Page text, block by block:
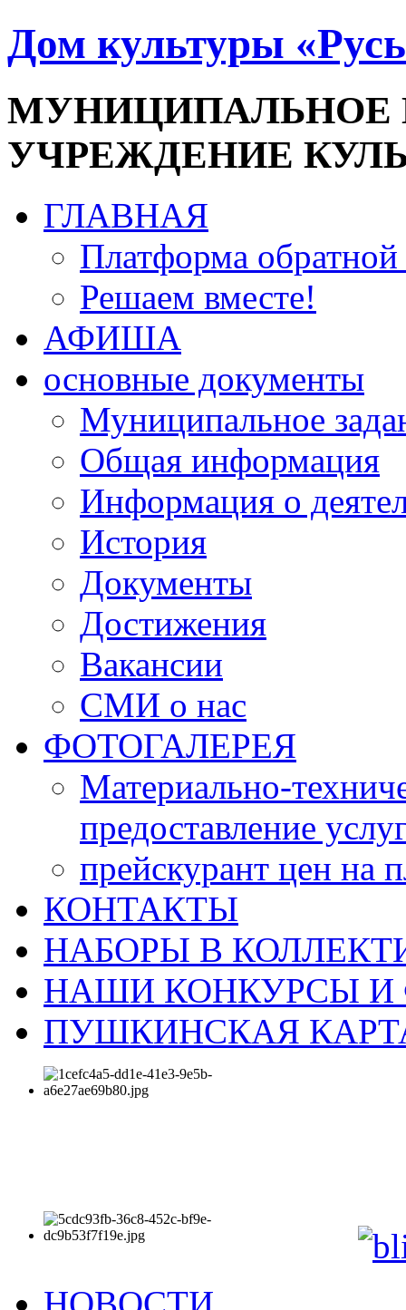
Дом культуры
УЧРЕЖДЕНИЕ
ГЛАВНАЯ
Платформа обратной
Решаем вместе!
АФИША
основные документы
Муниципальное
Общая информация
Информация о
История
Документы
Достижения
Вакансии
СМИ о нас
ФОТОГАЛЕРЕЯ
Материально-
предоставление
прейскурант цен на
КОНТАКТЫ
НАБОРЫ В
НАШИ КОНКУРСЫ И
ПУШКИНСКАЯ